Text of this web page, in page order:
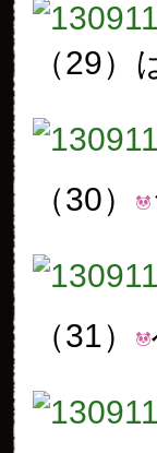
（29）
（30）
（31）